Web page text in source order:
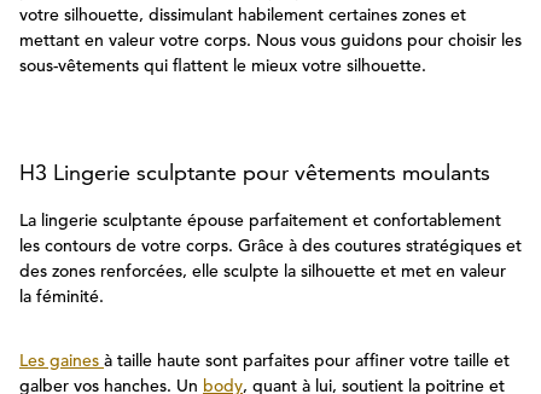
votre silhouette, dissimulant habilement certaines zones et
mettant en valeur votre corps. Nous vous guidons pour choisir les
sous-vêtements qui flattent le mieux votre silhouette.
H3 Lingerie sculptante pour vêtements moulants
La lingerie sculptante épouse parfaitement et confortablement
les contours de votre corps. Grâce à des coutures stratégiques et
des zones renforcées, elle sculpte la silhouette et met en valeur
la féminité.
Les gaines à taille haute sont parfaites pour affiner votre taille et
galber vos hanches. Un body, quant à lui, soutient la poitrine et